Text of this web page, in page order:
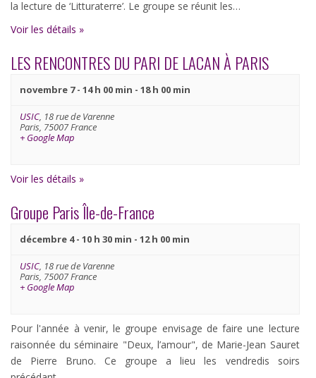
la lecture de ‘Litturaterre’. Le groupe se réunit les…
Voir les détails »
LES RENCONTRES DU PARI DE LACAN À PARIS
novembre 7 - 14 h 00 min - 18 h 00 min
USIC, 18 rue de Varenne
Paris, 75007France
+ Google Map
Voir les détails »
Groupe Paris Île-de-France
décembre 4 - 10 h 30 min - 12 h 00 min
USIC, 18 rue de Varenne
Paris, 75007France
+ Google Map
Pour l'année à venir, le groupe envisage de faire une lecture
raisonnée du séminaire "Deux, l’amour", de Marie-Jean Sauret
de Pierre Bruno. Ce groupe a lieu les vendredis soirs